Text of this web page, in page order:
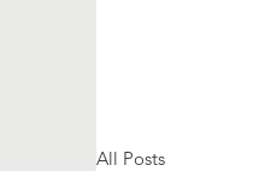
All Posts